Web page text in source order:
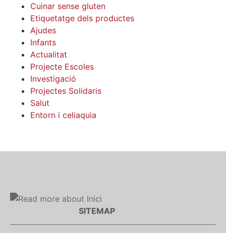
Cuinar sense gluten
Etiquetatge dels productes
Ajudes
Infants
Actualitat
Projecte Escoles
Investigació
Projectes Solidaris
Salut
Entorn i celiaquia
SITEMAP